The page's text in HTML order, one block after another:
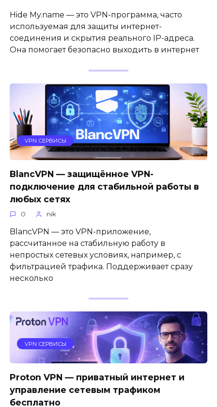
Hide My.name — это VPN-программа, часто
используемая для защиты интернет-
соединения и скрытия реального IP-адреса.
Она помогает безопасно выходить в интернет
VPN СЕРВИСЫ
BlancVPN — защищённое VPN-
подключение для стабильной работы в
любых сетях
0 nik
BlancVPN — это VPN-приложение,
рассчитанное на стабильную работу в
непростых сетевых условиях, например, с
фильтрацией трафика. Поддерживает сразу
несколько
VPN СЕРВИСЫ
Proton VPN — приватный интернет и
управление сетевым трафиком
бесплатно